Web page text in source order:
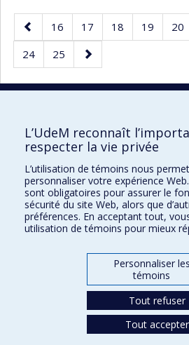
Page
précédente
Page
16 Page
17 Page
18 Page
19 Page
20
Page
24 Page
25
Page
suivante
Faculté des sciences
Pavillon Marie-Victorin
90, avenue Vincent-d'Indy
Montréal (Québec) H2V 2S9
L’UdeM reconnaît
respecter la vie privée
L’utilisation de témoins nous
personnaliser votre expérience
sont obligatoires pour assurer le
sécurité du site Web, alors que
préférences. En acceptant tout,
utilisation de témoins pour mieux
Personnaliser les
témoins
Tout refuser
Tout accepter